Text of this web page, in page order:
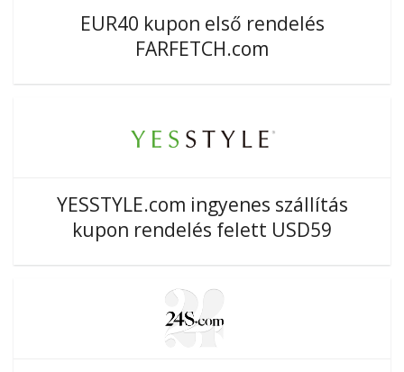
EUR40 kupon első rendelés
FARFETCH.com
YESSTYLE.com ingyenes szállítás
kupon rendelés felett USD59